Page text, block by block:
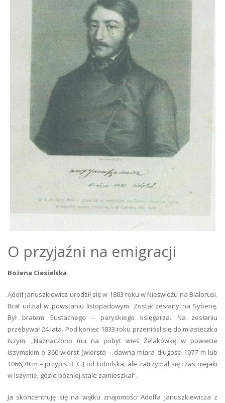
O przyjaźni na emigracji
Bożena Ciesielska
Adolf Januszkiewicz urodził się w 1803 roku w Nieświeżu na Białorusi.
Brał udział w powstaniu listopadowym. Został zesłany na Syberię.
Był bratem Eustachego – paryskiego księgarza. Na zesłaniu
przebywał 24 lata. Pod koniec 1833 roku przeniósł się do miasteczka
Iszym. „Naznaczono mu na pobyt wieś Żelakówkę w powiecie
iszymskim o 360 wiorst [wiorsta – dawna miara długości 1077 m lub
1066,78 m – przypis B. C.] od Tobolska, ale zatrzymał się czas niejaki
w Iszymie, gdzie później stale zamieszkał”.
Ja skoncentruję się na wątku znajomości Adolfa Januszkiewicza z